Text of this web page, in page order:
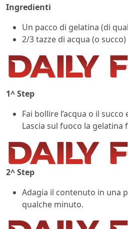
Ingredienti
Un pacco di gelatina (di
2/3 tazze di acqua (o succo)
1^ Step
Fai bollire l’acqua o il
Lascia sul fuoco la gelatina
2^ Step
Adagia il contenuto in una
qualche minuto.